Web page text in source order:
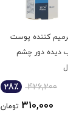
کننده پوست
دیده دور چشم
426,200 28٪
310,000 تومان